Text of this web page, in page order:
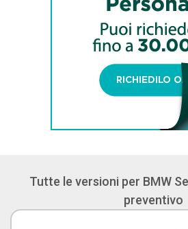
Tutte le versioni per BMW
preventivo